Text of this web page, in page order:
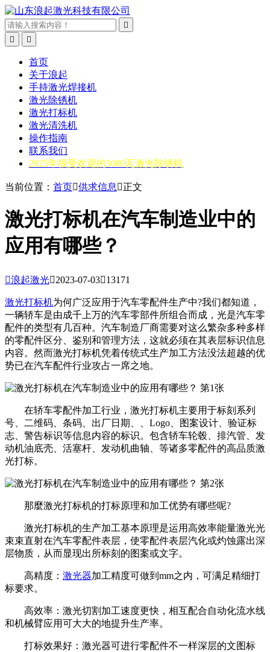



首页
关于浪起
手持激光焊接机
激光除锈机
激光打标机
激光清洗机
操作指南
联系我们
2025年很受欢迎的3000瓦激光除锈机
当前位置： 首页供求信息 正文
激光打标机在汽车制造业中的
应用有哪些？
浪起激光2023-07-0313171
激光打标机为何广泛应用于汽车零配件生产中?我们都知道，
一辆轿车是由成千上万的汽车零部件所组合而成，光是汽车零
配件的类型有几百种。汽车制造厂商需要对这么繁杂多种多样
的零配件区分、鉴别和管理方法，这就必须在其表层标识信息
内容。然而激光打标机凭着传统式生产加工方法没法超越的优
势已在汽车配件行业攻占一席之地。
在轿车零配件加工行业，激光打标机主要用于标刻系列
号、二维码、条码、出厂日期、、Logo、图案设计、验证标
志、警告标识等信息内容的标识。包含轿车轮毂、排汽管、发
动机油底壳、活塞杆、发动机曲轴、等诸多零配件的高品质激
光打标。
那麼激光打标机的打标原理和加工优势有哪些呢?
激光打标机的生产加工基本原理是运用高效率能量激光光
束束直射在汽车零配件表层，使零配件表层汽化或灼蚀露出深
层物质，从而显现出所标刻的图案或文字。
高精度： 激光器加工精度可做到mm之内，可满足精细打
标要求。
高效率：激光切割加工速度更快，相互配合自动化流水线
和机械臂应用可大大的地提升生产率。
打标效果好：激光器可进行零配件不一样深层的文图标